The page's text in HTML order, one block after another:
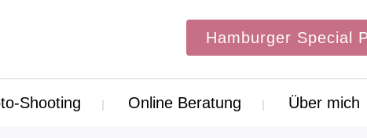
Hamburger Special
Shooting Online Beratung Über mich